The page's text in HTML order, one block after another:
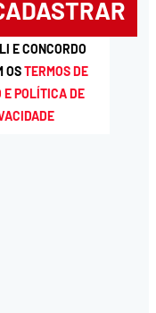
LI E CONCORDO
OSTERMOS DE
E POLÍTICA DE